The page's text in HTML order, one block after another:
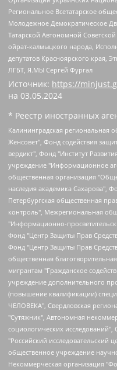
Региональное Всетатарское
Молодежное Демократическое
Татарской Автономной
ойрат-калмыцкого народа,
депутатов Красноярского края,
ЛГБТ, Я.МЫ Сергей Фургал
Источник: https://
на 03.05.2024
* Реестр иностранных
Калининградская региональная общественная организация "Экозащита!-Женсовет", Фонд содействия защите прав и свобод граждан "Общественный вердикт", Фонд "Институт Развития Свободы Информации", Частное учреждение "Информационное агентство МЕМО. РУ", Региональная общественная организация "Общественная комиссия по сохранению наследия академика Сахарова", Фонд поддержки свободы прессы, Санкт-Петербургская общественная правозащитная организация "Гражданский контроль", Межрегиональная общественная организация "Информационно-просветительский центр "Мемориал", Региональный Фонд "Центр Защиты Прав Средств Массовой Информации", с 05.12.2023 Фонд "Центр Защиты Прав Средств массовой информации", Региональная общественная благотворительная организация помощи беженцам и мигрантам "Гражданское содействие", Негосударственное образовательное учреждение дополнительного профессионального образования (повышение квалификации) специалистов "АКАДЕМИЯ ПО ПРАВАМ ЧЕЛОВЕКА", Свердловская региональная общественная организация "Сутяжник", Автономная некоммерческая организация "Центр независимых социологических исследований", Союз общественных объединений "Российский исследовательский центр по правам человека", Региональное общественное учреждение научно-информационный центр "МЕМОРИАЛ", Некоммерческая организация "Фонд защиты гласности", Автономная некоммерческая организация "Институт прав человека", Городская общественная организация "Екатеринбургское общество "МЕМОРИАЛ", Городская общественная организация "Рязанское историко-просветительское и правозащитное общество "Мемориал" (Рязанский Мемориал), Челябинский региональный орган общественной самодеятельности – женское общественное объединение "Женщины Евразии", Челябинский региональный орган общественной самодеятельности "Уральская правозащитная группа", Фонд содействия защите здоровья и социальной справедливости имени Андрея Рылькова, Автономная Некоммерческая Организация "Аналитический Центр Юрия Левады", Автономная некоммерческая организация социальной поддержки населения "Проект Апрель", Региональная общественная организация помощи женщинам и детям, находящимся в кризисной ситуации "Информационно-методический центр "Анна", Фонд содействия развитию массовых коммуникаций и правовому просвещению "Так-так-Так", Фонд содействия устойчивому развитию "Серебряная тайга", Свердловский региональный общественный фонд социальных проектов "Новое время", "Idel.Реалии", Кавказ.Реалии, Крым.Реалии, Телеканал Настоящее Время, Татаро-башкирская служба Радио Свобода (Azatliq Radiosi), Радио Свободная Европа/Радио Свобода (PCE/PC), "Сибирь.Реалии", "Фактограф", Благотворительный фонд помощи осужденным и их семьям, Автономная некоммерческая организация "Институт глобализации и социальных движений", Фонд "В защиту прав заключенных", Частное учреждение "Центр поддержки и содействия развитию средств массовой информации", Пензенский региональный общественный благотворительный фонд "Гражданский союз", "Север.Реалии", Некоммерческая организация Фонд "Правовая инициатива", Общество с ограниченной ответственностью "Радио Свободная Европа/Радио Свобода", Чешское информационное агентство "MEDIUM-ORIENT", Красноярская региональная общественная организация "Мы против СПИДа", Камалягин Денис Николаевич, Маркелов Сергей Евгеньевич, Пономарев Лев Александрович, Савицкая Людмила Алексеевна, Автономная некоммерческая организация "Центр по работе с проблемой насилия "НАСИЛИЮ.НЕТ", Межрегиональный профессиональный союз работников здравоохранения "Альянс врачей", Юридическое лицо, зарегистрированное в Латвийской Республике, SIA "Medusa Project" (регистрационный номер 40103797863, дата регистрации 10.06.2014), Некоммерческая организация "Фонд по борьбе с коррупцией", Автономная некоммерческая организация "Институт права и публичной политики", Баданин Роман Сергеевич, Гликин Максим Александрович, Железнова Мария Михайловна, Лукьянова Юлия Сергеевна, Маетная Елизавета Витальевна, Маняхин Петр Борисович, Чуракова Ольга Владимировна, Ярош Юлия Петровна, Юридическое лицо "The Insider SIA", зарегистрированное в Риге, Латвийская Республика (дата регистрации 26.06.2015), являющееся администратором доменного имени интернет-издания "The Insider SIA", https://theins.ru, Постернак Алексей Евгеньевич, Рубин Михаил Аркадьевич, Анин Роман Александрович, Юридическое лицо Istories fonds, зарегистрированное в Латвийской Республике (регистрационный номер 50008295751, дата регистрации 24.02.2020), Великовский Дмитрий Александрович, Долинина Ирина